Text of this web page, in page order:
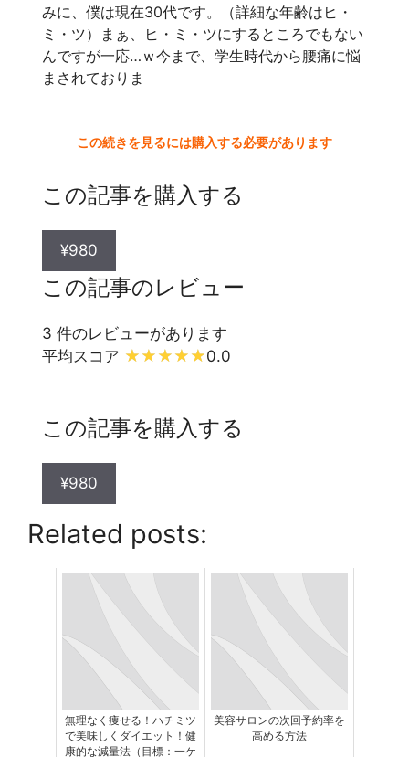
みに、僕は現在30代です。（詳細な年齢はヒ・
ミ・ツ）まぁ、ヒ・ミ・ツにするところでもない
んですが一応…ｗ今まで、学生時代から腰痛に悩
まされておりま
この続きを見るには購入する必要があります
この記事を購入する
¥980
この記事のレビュー
3 件のレビューがあります
平均スコア
0.0
この記事を購入する
¥980
Related posts:
無理なく痩せる！ハチミツ
で美味しくダイエット！健
康的な減量法（目標：一ケ
美容サロンの次回予約率を
高める方法